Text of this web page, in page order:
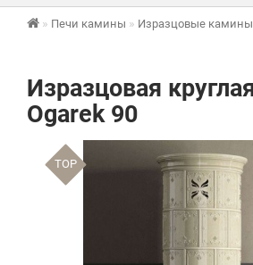
Печи камины Изразцовые камины
Изразцовая
Ogarek 90
TOP